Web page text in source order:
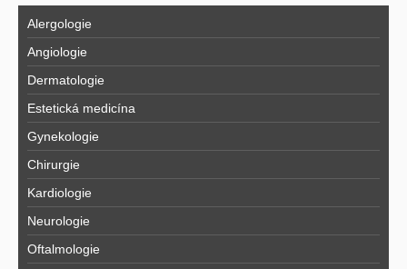
Alergologie
Angiologie
Dermatologie
Estetická medicína
Gynekologie
Chirurgie
Kardiologie
Neurologie
Oftalmologie